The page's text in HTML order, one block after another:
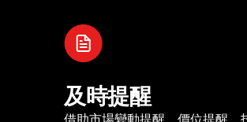
及時提醒
借助市場變動提醒、價位提醒、